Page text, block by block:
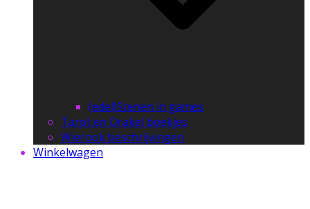
(edel)Stenen in games
Tarot en Orakel boekjes
Wierook beschrijvingen
Winkelwagen